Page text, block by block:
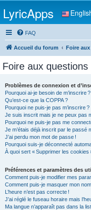
LyricApps
FAQ
Accueil du forum Foire
Foire aux questions
Problèmes de connexion et
Pourquoi ai-je besoin de m’inscrire ?
Qu’est-ce que la COPPA ?
Pourquoi ne puis-je pas m’inscrire ?
Je suis inscrit mais je ne peux pas
Pourquoi ne puis-je pas me
Je m’étais déjà inscrit par le passé
J’ai perdu mon mot de passe !
Pourquoi suis-je déconnecté
À quoi sert « Supprimer les cookies
Préférences et paramètres des
Comment puis-je modifier mes
Comment puis-je masquer mon
L’heure n’est pas correcte !
J’ai réglé le fuseau horaire mais
Ma langue n’apparaît pas dans la